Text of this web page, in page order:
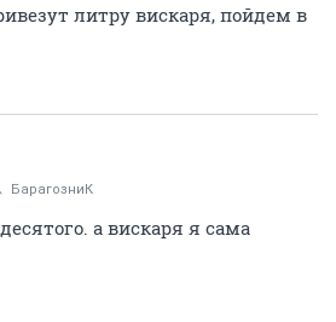
литру вискаря, пойдем в
БарагозниК
а вискаря я сама